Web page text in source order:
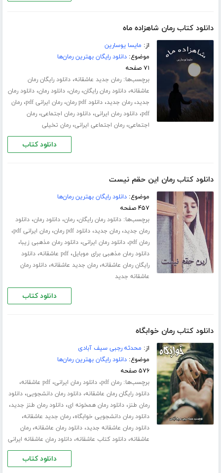
دانلود کتاب رمان شاهزاده ماه
از: مایسا یوسارین
موضوع:دانلود رایگان بهترین رمان‌ها
۷۱ صفحه
برچسب‌ها:رمان جدید عاشقانه،دانلود رایگان رمان
عاشقانه،دانلود رمان رایگان،رمان،دانلود رمان،دانلود رمان
جدید،رمان جدید،دانلود pdf رمان ،رمان ایرانی pdf ،رمان
pdf،دانلود رمان ایرانی،دانلود رمان اجتماعی،رمان
اجتماعی،رمان اجتماعی ایرانی،رمان تخیلی
دانلود کتاب
دانلود کتاب رمان این حقم نیست
موضوع:دانلود رایگان بهترین رمان‌ها
۴۵۷ صفحه
برچسب‌ها:دانلود رمان رایگان،رمان،دانلود رمان،دانلود
رمان جدید،رمان جدید،دانلود pdf رمان ،رمان ایرانی pdf ،
رمان pdf ،دانلود رمان ایرانی،دانلود رمان مذهبی زیبا،
دانلود رمان مذهبی برای موبایل،pdf عاشقانه ،دانلود
رایگان رمان عاشقانه،رمان جدید عاشقانه،دانلود رمان
عاشقانه جدید
دانلود کتاب
دانلود کتاب رمان خوابگاه
از: محدثه رجبی سیف آبادی
موضوع:دانلود رایگان بهترین رمان‌ها
۵۷۶ صفحه
برچسب‌ها:رمان pdf ،دانلود رمان ایرانی،pdf عاشقانه ،
دانلود رایگان رمان عاشقانه،دانلود رمان دانشجویی،دانلود
رمان طنز،دانلود رمان همخونه ای،دانلود رمان طنز جدید،
دانلود رمان دانشجویی خوابگاه،رمان جدید عاشقانه،
دانلود رمان عاشقانه جدید،دانلود رمان عاشقانه،رمان
عاشقانه،دانلود کتاب عاشقانه،دانلود رمان عاشقانه ایرانی
دانلود کتاب